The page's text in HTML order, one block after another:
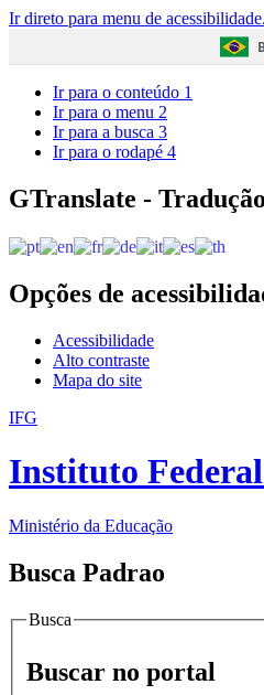
Ir direto para menu de acessibilidade.
Ir para o conteúdo 1
Ir para o menu 2
Ir para a busca 3
Ir para o rodapé 4
GTranslate -
Opções de
Acessibilidade
Alto contraste
Mapa do site
IFG
Instituto
Ministério da Educação
Busca Padrao
Busca
Buscar no portal